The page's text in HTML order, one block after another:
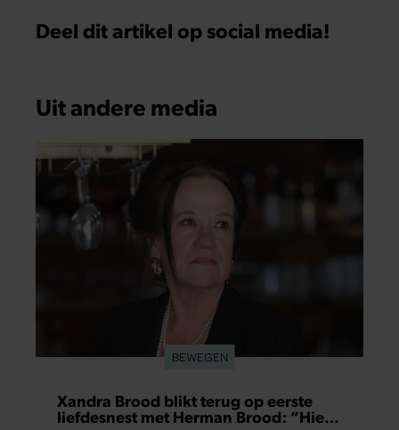
Deel dit artikel op social media!
Uit andere media
BEWEGEN
Xandra Brood blikt terug op eerste
liefdesnest met Herman Brood: “Hier